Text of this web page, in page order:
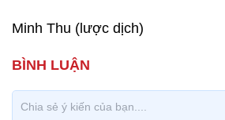
Minh Thu (lược dịch)